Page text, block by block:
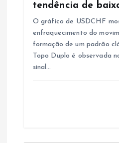
tendência de
O gráfico de USDCHF
enfraquecimento do
formação de um padrão
Topo Duplo é observada
sinal…